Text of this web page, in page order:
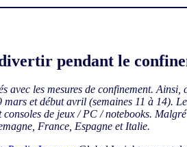
pendant le
les mesures de confinement. Ainsi,
et début avril (semaines 11 à 14).
de jeux / PC / notebooks. Malgré
France, Espagne et Italie.